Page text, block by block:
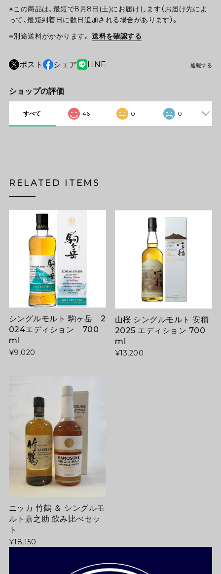
※この商品は、最短で8月8日(土)にお届けします（お届け先によ
って、最短到着日に数日追加される場合があります）。
※別途送料がかかります。 送料を確認する
ポスト シェア LINE 通報する
ショップの評価
すべて 46 0 0
RELATED ITEMS
シングルモルト 駒ヶ岳 2
024エディション 700
ml
¥9,020
山桜 シングルモルト 安積
2025 エディション 700
ml
¥13,200
ニッカ 竹鶴 ＆ シングルモ
ルト嘉之助 飲み比べセッ
ト
¥18,150